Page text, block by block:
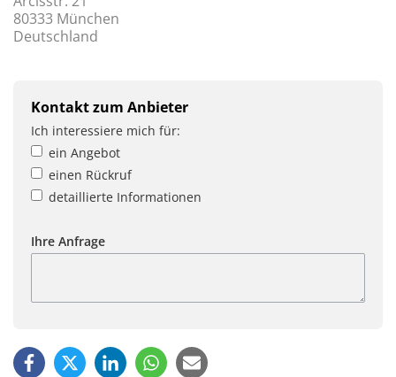
80333 München
Deutschland
Kontakt zum Anbieter
Ich interessiere mich für:
ein Angebot
einen Rückruf
detaillierte Informationen
Ihre Anfrage